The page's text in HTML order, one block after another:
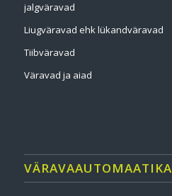
jalgväravad
Liugväravad ehk lükandväravad
Tiibväravad
Väravad ja aiad
VÄRAVAAUTOMAATIKA